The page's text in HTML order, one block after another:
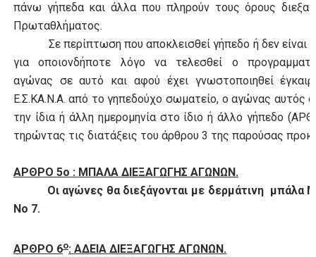
πάνω γήπεδα και άλλα που πληρούν τους όρους
Πρωταθλήματος.
Σε περίπτωση που αποκλεισθεί γήπεδο ή δεν είναι
για οποιονδήποτε λόγο να τελεσθεί ο
αγώνας σε αυτό και αφού έχει γνωστοποιηθεί
Ε.Σ.ΚΑ.Ν.Α. από το γηπεδούχο σωματείο, ο αγώνας αυτός
την ίδια ή άλλη ημερομηνία στο ίδιο ή άλλο γήπεδο
τηρώντας τις διατάξεις του άρθρου 3 της παρούσας
ΑΡΘΡΟ 5ο : ΜΠΑΛΑ ΔΙΕΞΑΓΩΓΗΣ ΑΓΩΝΩΝ.
Οι αγώνες θα διεξάγονται με δερμάτινη μπάλα
Νο 7.
ΑΡΘΡΟ 6ο: ΑΔΕΙΑ ΔΙΕΞΑΓΩΓΗΣ ΑΓΩΝΩΝ.